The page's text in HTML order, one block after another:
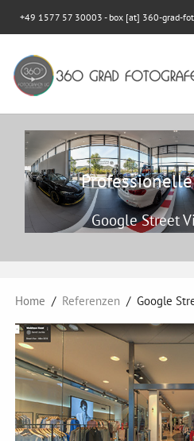
+49 1577 57 30003 - box [at] 360-grad-
Google Street
Home Referenzen Google